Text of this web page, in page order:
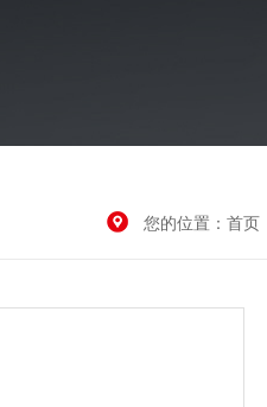
您的位置：首页